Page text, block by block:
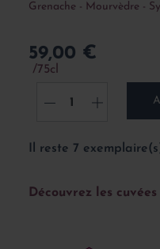
Grenache - Mourvèdre -
59,00 €
75cl
- +
Il reste 7
Découvrez les